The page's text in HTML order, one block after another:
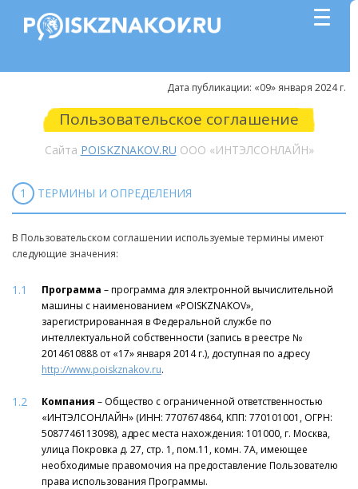
Дата публикации: «09» января 2024 г.
Пользовательское соглашение
Сайта POISKZNAKOV.RU ООО «ИНТЭЛСОНЛАЙН»
1 ТЕРМИНЫ И ОПРЕДЕЛЕНИЯ
В Пользовательском соглашении используемые термины имеют
следующие значения:
1.1 Программа – программа для электронной вычислительной
машины с наименованием «POISKZNAKOV»,
зарегистрированная в Федеральной службе по
интеллектуальной собственности (запись в реестре №
2014610888 от «17» января 2014 г.), доступная по адресу
http://www.poiskznakov.ru.
1.2 Компания – Общество с ограниченной ответственностью
«ИНТЭЛСОНЛАЙН» (ИНН: 7707674864, КПП: 770101001, ОГРН:
5087746113098), адрес места нахождения: 101000, г. Москва,
улица Покровка д. 27, стр. 1, пом.11, комн. 7А, имеющее
необходимые правомочия на предоставление Пользователю
права использования Программы.